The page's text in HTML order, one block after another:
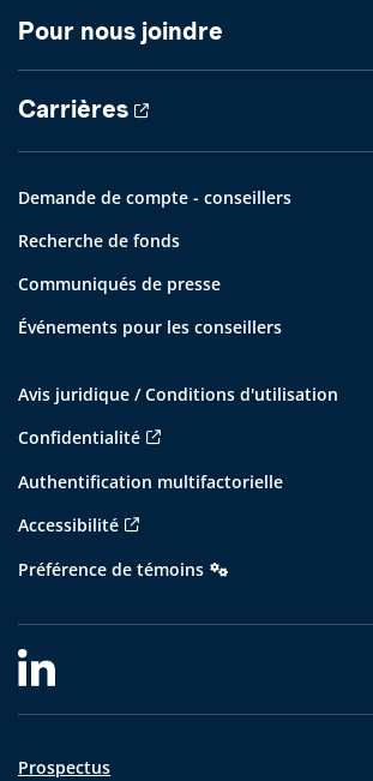
Pour nous joindre
Carrières
Demande de compte - conseillers
Recherche de fonds
Communiqués de presse
Événements pour les conseillers
Avis juridique / Conditions d'utilisation
Confidentialité
Authentification multifactorielle
Accessibilité
Préférence de témoins
Prospectus